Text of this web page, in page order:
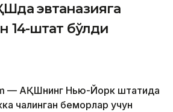
эвтаназияга
14-штат бўлди
— АҚШнинг Нью-Йорк штатида
чалинган беморлар учун